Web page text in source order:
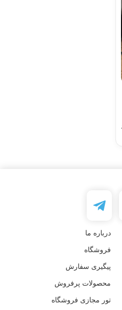
درباره ما
فروشگاه
پیگیری سفارش
محصولات پرفروش
تور مجازی فروشگاه